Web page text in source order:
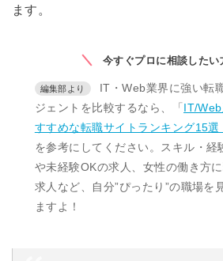
ます。
今すぐプロに相談したい
IT・Web業界に強い転
ジェントを比較するなら、「 IT/
すすめな転職サイトランキング15選
を参考にしてください。スキル・経
や未経験OKの求人、女性の働き方
求人など、自分”ぴったり”の職場を
ますよ！